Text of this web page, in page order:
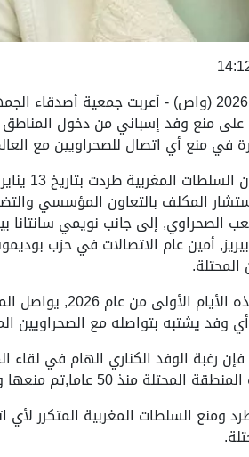
باريس (فرنسا)، 17 يناير 2026 (واص) - أعربت
على منع وفد إسباني من دخول المناطق
في منع أي اتصال للصحراويين مع
وجاء
المكلف بالتعاون المؤسسي
الصحراوي, إلى جانب نويمي سانتانا
بيريز, أمين عام الاتصالات في حزب
وأضاف البيان أنه
وفد يشتبه بتواصله مع الصحراويين
رغبة الوفد الكناري الهام في
منعها وإيقافها بطريقة عنيفة.
ومنع السلطات المغربية المتكرر لأي